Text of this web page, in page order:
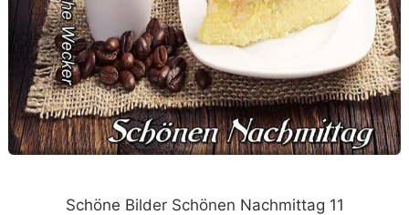
Schöne Bilder Schönen Nachmittag 11